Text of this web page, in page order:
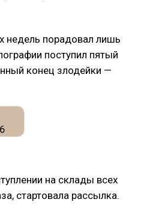
недель порадовал лишь
поступил пятый
конец злодейки —
на склады всех
стартовала рассылка.